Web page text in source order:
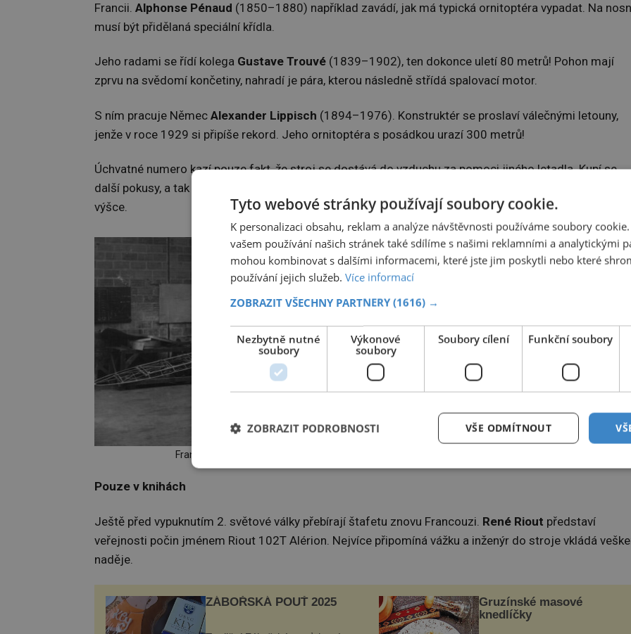
Francii. Alphonse Pénaud (1850–1880) například zavádí, jak má typická ornitoptéra vypadat. Na
musí být přidělaná speciální křídla.
Jeho radami se řídí kolega Gustave Trouvé (1839–1902), ten dokonce uletí 80 metrů! Pohon mají
zprvu na svědomí končetiny, nahradí je pára, kterou následně střídá spalovací motor.
S ním pracuje Němec Alexander Lippisch (1894–1976). Konstruktér se proslaví válečnými letouny,
jenže v roce 1929 si připíše rekord. Jeho ornitoptéra s posádkou urazí 300 metrů!
Úchvatné numero kazí pouze fakt, že stroj se dostává do vzduchu za pomoci jiného letadla. Kupí se
další pokusy, a tak je zaregistrován kilometrový let, během nějž se vynález udrží ve dvacetimetrové
výšce.
Francouz Riout stvoří stroj připomínající motýla, ale ani ten se do vzduchu nepodívá.
Pouze v knihách
Ještě před vypuknutím 2. světové války přebírají štafetu znovu Francouzi. René Riout představí
veřejnosti počin jménem Riout 102T Alérion. Nejvíce připomíná vážku a inženýr do stroje vkládá
naděje.
ZÁBOŘSKÁ POUŤ 2025
Gruzínské masové
knedlíčky
Tyto webové stránky používají soubory cookie.
K personalizaci obsahu, reklam a analýze návštěvnosti používáme soubory
vašem používání našich stránek také sdílíme s našimi reklamními a analytickými
mohou kombinovat s dalšími informacemi, které jste jim poskytli nebo které
používání jejich služeb. Více informací
ZOBRAZIT VŠECHNY PARTNERY (1616) →
Nezbytně nutné
soubory
Výkonové
soubory
Soubory cílení Funkční soubory
VŠE ODMÍTNOUT
ZOBRAZIT PODROBNOSTI